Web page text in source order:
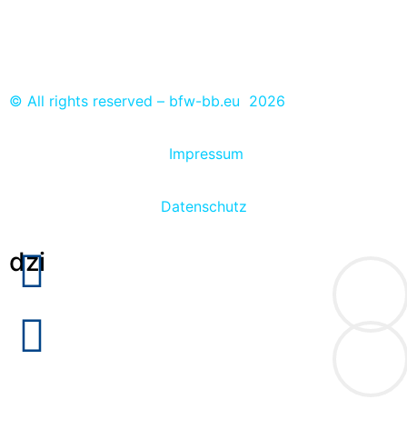
© All rights reserved – bfw-bb.eu 2026
Impressum
Datenschutz
dzi